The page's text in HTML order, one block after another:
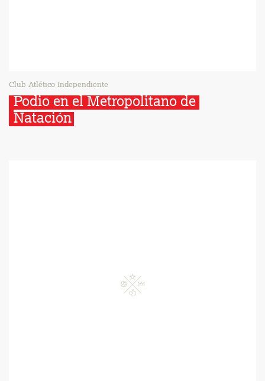
Club Atlético Independiente
Podio en el Metropolitano de
Natación